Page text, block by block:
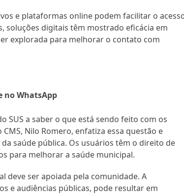
e plataformas online podem facilitar o
soluções digitais têm mostrado eficácia em
explorada para melhorar o contato com
no WhatsApp
SUS a saber o que está sendo feito com os
Nilo Romero, enfatiza essa questão e
saúde pública. Os usuários têm o direito de
para melhorar a saúde municipal.
deve ser apoiada pela comunidade. A
e audiências públicas, pode resultar em